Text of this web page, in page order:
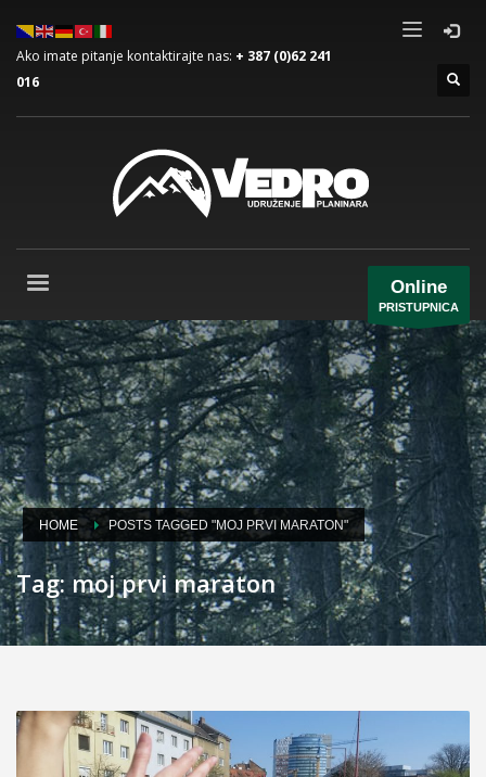
Ako imate pitanje kontaktirajte nas: + 387 (0)62 241
016
Online
PRISTUPNICA
HOME POSTS TAGGED "MOJ PRVI MARATON"
Tag: moj prvi maraton